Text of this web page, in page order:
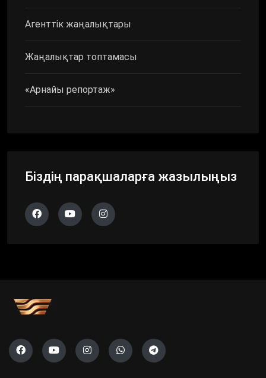
Агенттік жаңалықтары
Жаңалықтар топтамасы
«Арнайы репортаж»
Біздің парақшаларға жазылыңыз